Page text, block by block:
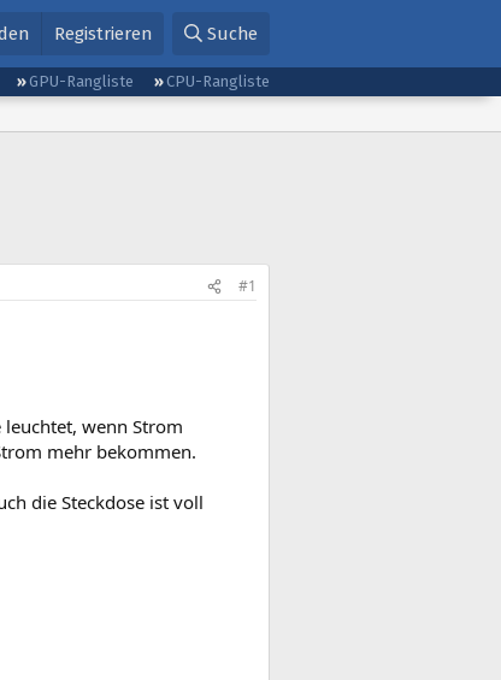
Registrieren Suche
GPU-Rangliste
CPU-Rangliste
#1
wenn Strom
mehr bekommen.
die Steckdose ist voll